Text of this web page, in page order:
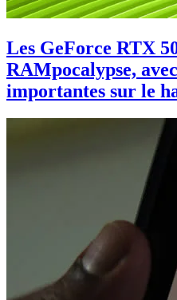
Les GeForce RTX
RAMpocalypse, avec
importantes sur le